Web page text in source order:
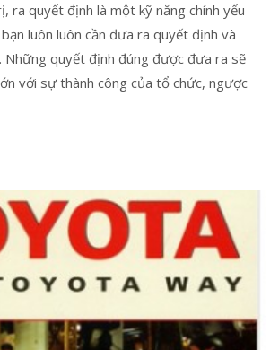
ra quyết định là một kỹ năng chính yếu
luôn luôn cần đưa ra quyết định và
Những quyết định đúng được đưa ra sẽ
với sự thành công của tổ chức, ngược